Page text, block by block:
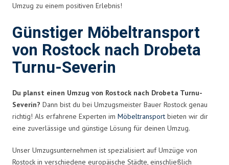
Umzug zu einem positiven Erlebnis!
Günstiger Möbeltransport
von Rostock nach Drobeta
Turnu-Severin
Du planst einen Umzug von Rostock nach Drobeta Turnu-
Severin? Dann bist du bei Umzugsmeister Bauer Rostock genau
richtig! Als erfahrene Experten im Möbeltransport bieten wir dir
eine zuverlässige und günstige Lösung für deinen Umzug.
Unser Umzugsunternehmen ist spezialisiert auf Umzüge von
Rostock in verschiedene europäische Städte, einschließlich